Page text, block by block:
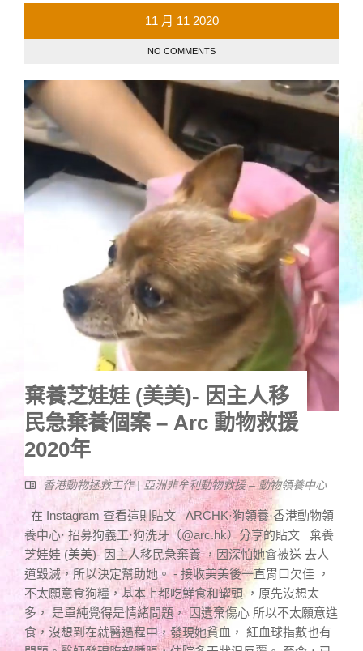
11 月 11 2020
NO COMMENTS
棄養芝娃娃 (美美)- 因主人移
民急棄養個案 – Arc 動物救援
2020年
香港動物拯救工作 | 亞洲非牟利動物救援 – 動物領養中心
在 Instagram 查看這則貼文 ARCHK·狗領養·香港動物領
養中心· 招募狗義工·狗洗牙（@arc.hk）分享的貼文 棄養
芝娃娃 (美美)- 因主人移民急棄養 ，因深怕她會被送 去人
道毀滅，所以決定幫助她。 - 接收美美後一直胃口欠佳 ，
不太願意食狗糧，基本上都吃鮮食和罐頭 ，原先沒想太
多， 是單純覺得是情緒問題， 因遺棄傷心 所以不太願意進
食，沒想到在就醫過程中，發現她貧血， 紅血球指數也有